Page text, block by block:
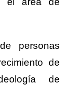
personas
de
de